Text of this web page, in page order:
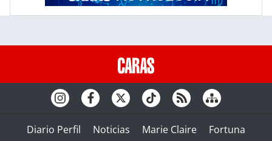
Diario Perfil Noticias Marie Claire
Fortuna